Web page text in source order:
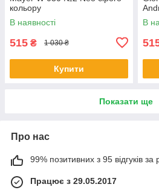
кольору
В наявності
515 ₴ 1 030 ₴
Купити
В
Показати ще
Про нас
99% позитивних з 95 відгуків за
Працює з 29.05.2017